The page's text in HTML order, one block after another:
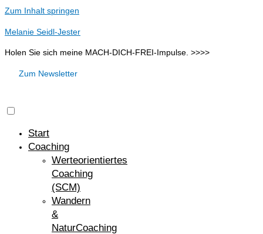
Zum Inhalt springen
Melanie Seidl-Jester
Holen Sie sich meine MACH-DICH-FREI-Impulse. >>>>
Zum Newsletter
Start
Coaching
Werteorientiertes
Coaching
(SCM)
Wandern
&
NaturCoaching